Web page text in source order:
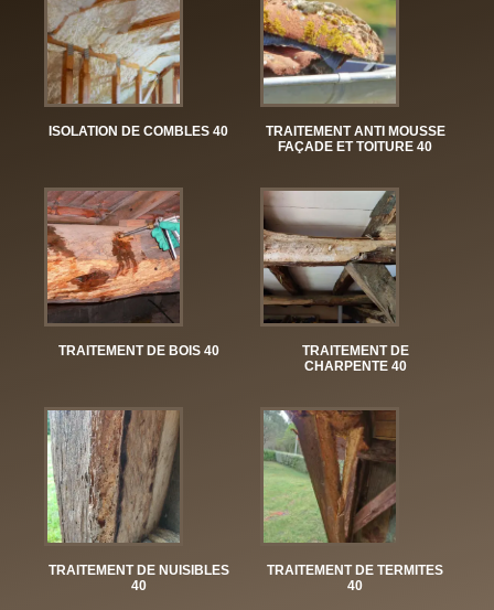
ISOLATION DE COMBLES 40
TRAITEMENT ANTI MOUSSE
FAÇADE ET TOITURE 40
TRAITEMENT DE BOIS 40
TRAITEMENT DE
CHARPENTE 40
TRAITEMENT DE NUISIBLES
40
TRAITEMENT DE TERMITES
40